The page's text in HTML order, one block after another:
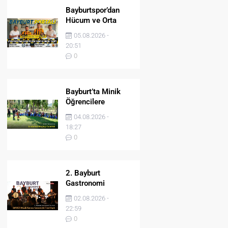
Bayburtspor’dan
Hücum ve Orta
Sahaya İki Önemli
Takviye
05.08.2026 -
20:51
0
Bayburt’ta Minik
Öğrencilere
Jandarma Mesleği
Tanıtıldı
04.08.2026 -
18:27
0
2. Bayburt
Gastronomi
Festivali BAYDER
Müzik Korosu
Konseriyle Final
Yaptı
02.08.2026 -
22:59
0